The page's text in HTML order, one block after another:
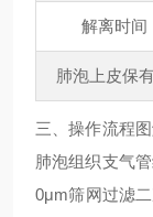
解离时间
肺泡上皮保
三、操作流程
肺泡组织支气
0μm筛网过滤